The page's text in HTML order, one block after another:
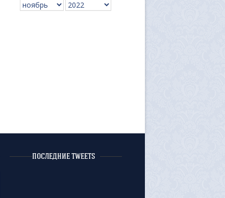
ПОСЛЕДНИЕ TWEETS